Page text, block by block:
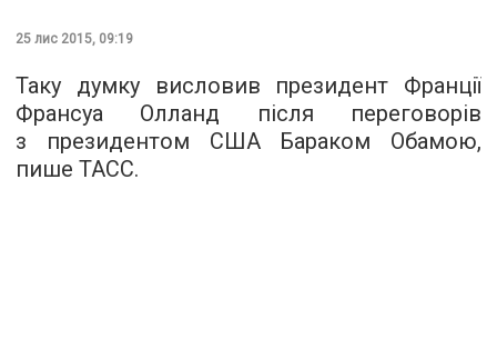
25 лис 2015, 09:19
Таку думку висловив президент Франції
Франсуа Олланд після переговорів
з президентом США Бараком Обамою,
пише ТАСС.